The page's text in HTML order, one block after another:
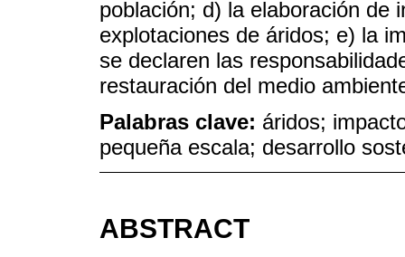
población; d) la elaboración de
explotaciones de áridos; e) la
se declaren las
restauración del medio
Palabras clave: áridos;
pequeña escala; desarrollo
ABSTRACT